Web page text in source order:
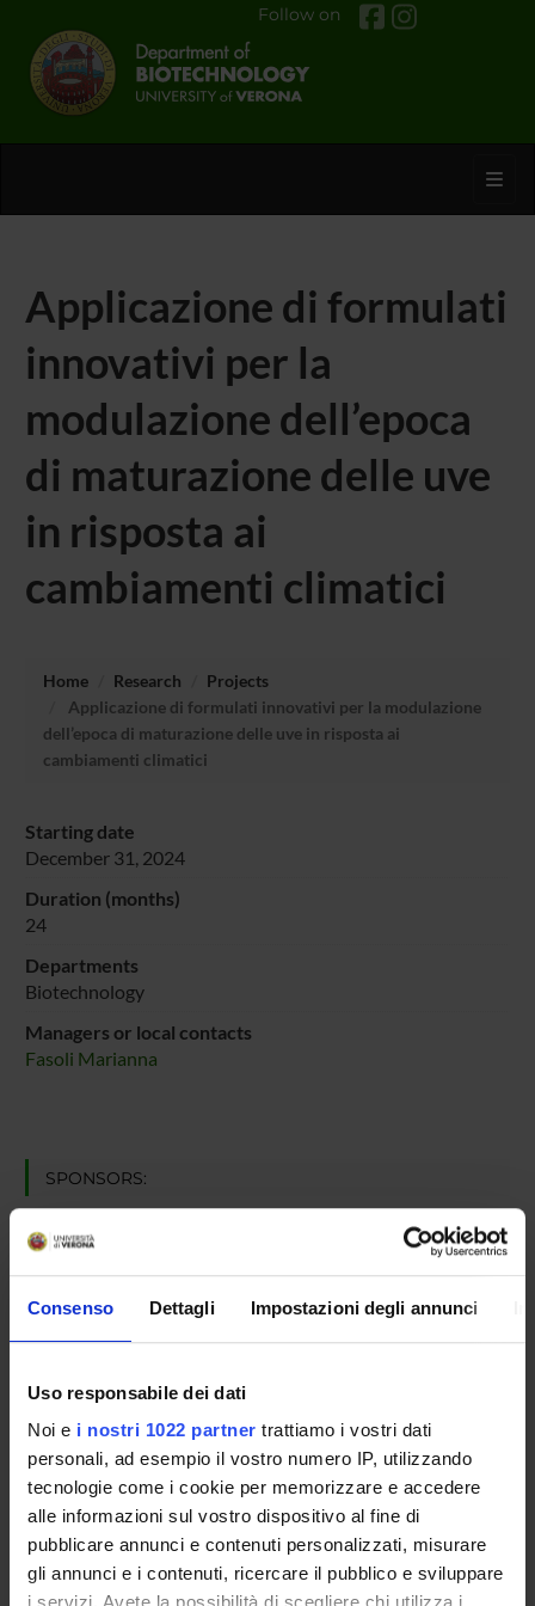
Consenso Dettagli Impostazioni degli annunci
Uso responsabile dei dati
Noi e i nostri 1022 partner trattiamo i vostri dati
personali, ad esempio il vostro numero IP, utilizzando
tecnologie come i cookie per memorizzare e accedere
alle informazioni sul vostro dispositivo al fine di
pubblicare annunci e contenuti personalizzati, misurare
gli annunci e i contenuti, ricercare il pubblico e sviluppare
Follow on
Applicazione di formulati
innovativi per la
modulazione dell’epoca
di maturazione delle uve
in risposta ai
cambiamenti climatici
Home Research
Projects
Applicazione di formulati innovativi per la modulazione
dell’epoca di maturazione delle uve in risposta ai
cambiamenti climatici
Starting date
December 31, 2024
Duration (months)
24
Departments
Biotechnology
Managers or local contacts
Fasoli Marianna
SPONSORS:
Funds:assigned and managed by the department
Marianna Fasoli
Associate Professor
RESEARCH AREAS INVOLVED IN THE PROJECT
Viticoltura ed enologia
Applied genetics, gene editing and transgenic organisms